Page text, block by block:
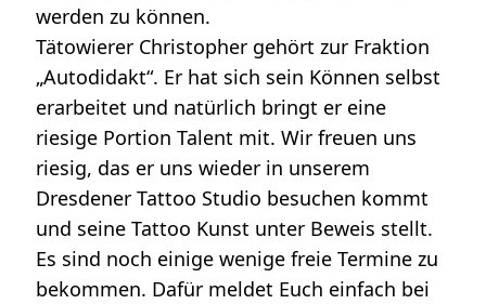
werden zu können.
Tätowierer Christopher gehört zur Fraktion
„Autodidakt“. Er hat sich sein Können selbst
erarbeitet und natürlich bringt er eine
riesige Portion Talent mit. Wir freuen uns
riesig, das er uns wieder in unserem
Dresdener Tattoo Studio besuchen kommt
und seine Tattoo Kunst unter Beweis stellt.
Es sind noch einige wenige freie Termine zu
bekommen. Dafür meldet Euch einfach bei